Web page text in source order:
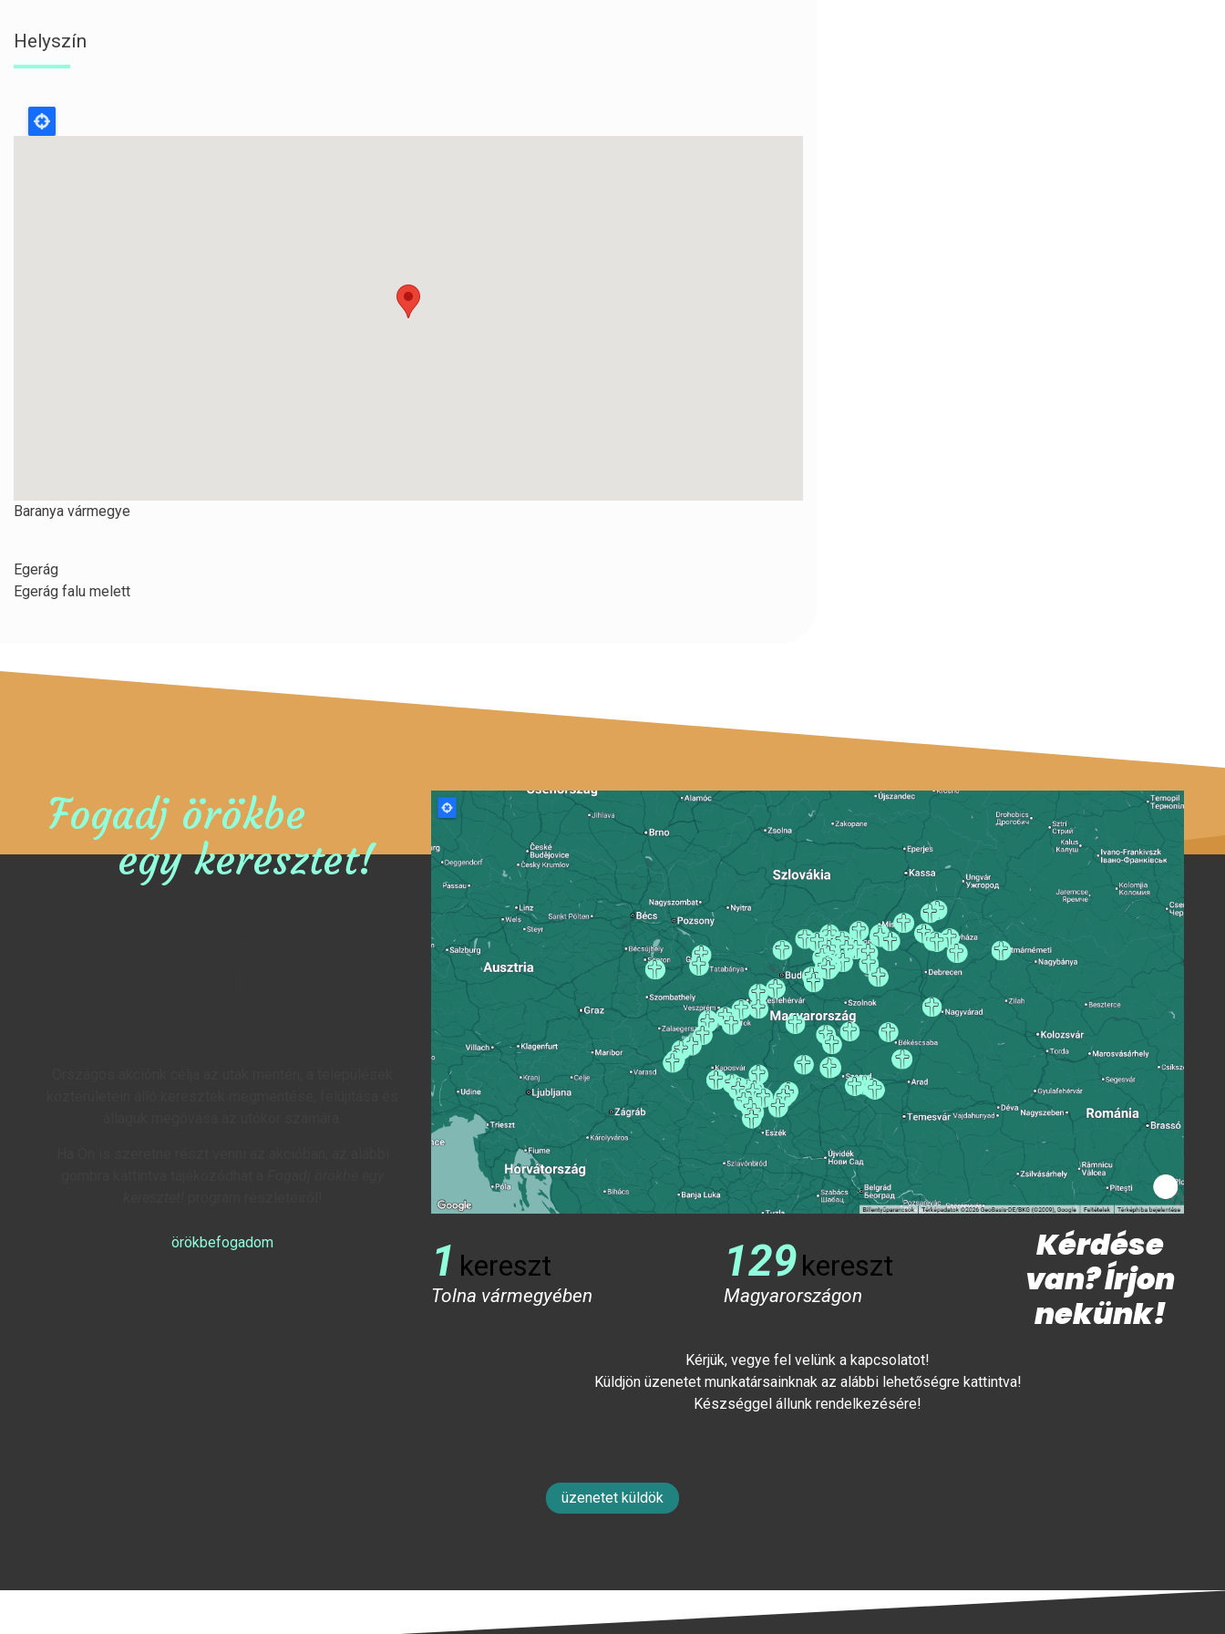
Helyszín
Baranya vármegye
Egerág
Egerág falu melett
Fogadj örökbe
egy keresztet!
örökbefogadom 1 kereszt
Tolna vármegyében
129kereszt
Magyarországon
Kérdése
van? Írjon
nekünk!
Kérjük, vegye fel velünk a kapcsolatot!
Küldjön üzenetet munkatársainknak az alábbi lehetőségre kattintva!
Készséggel állunk rendelkezésére!
üzenetet küldök